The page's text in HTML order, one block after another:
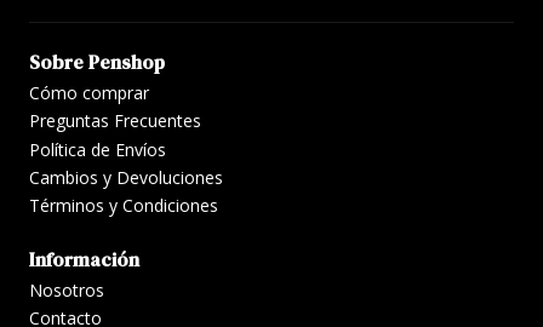
Sobre Penshop
Cómo comprar
Preguntas Frecuentes
Política de Envíos
Cambios y Devoluciones
Términos y Condiciones
Información
Nosotros
Contacto